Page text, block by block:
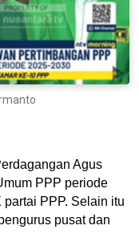
Agus
PPP periode
PPP. Selain itu
pusat dan